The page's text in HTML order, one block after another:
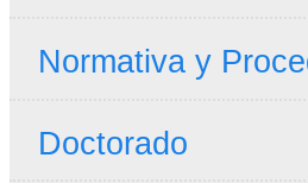
Normativa y
Doctorado